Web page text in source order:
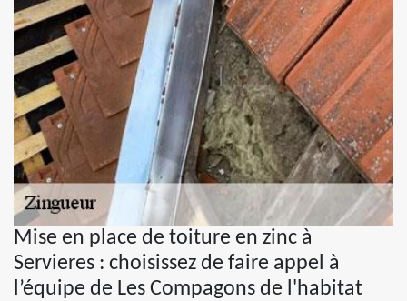
Mise en place de toiture en zinc à
Servieres : choisissez de faire appel à
l’équipe de Les Compagons de l'habitat